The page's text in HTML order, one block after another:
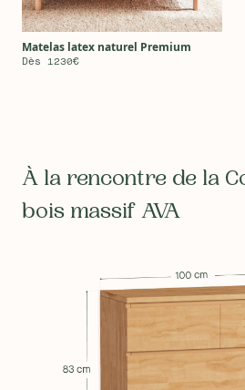
Matelas latex naturel Premium
Dès 1230€
À la rencontre de la
bois massif AVA